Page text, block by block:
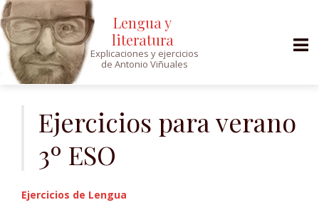
contenido
Lengua y
literatura
Explicaciones y ejercicios
de Antonio Viñuales
Ejercicios para verano
3º ESO
Ejercicios de Lengua